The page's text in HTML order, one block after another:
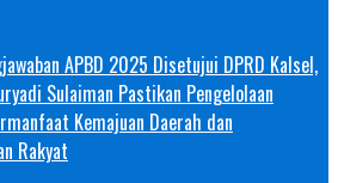
APBD 2025 Disetujui DPRD Kalsel,
Sulaiman Pastikan Pengelolaan
Kemajuan Daerah dan
Rakyat